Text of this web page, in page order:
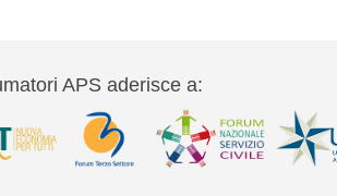
APS aderisce a: